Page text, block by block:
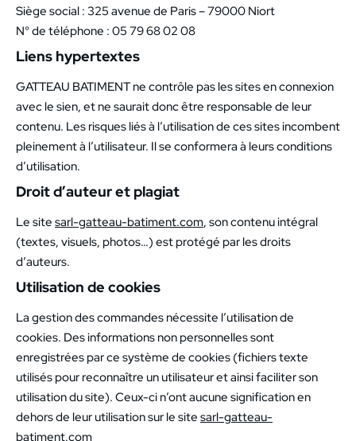
Siège social : 325 avenue de Paris – 79000 Niort
N° de téléphone : 05 79 68 02 08
Liens hypertextes
GATTEAU BATIMENT ne contrôle pas les sites en connexion
avec le sien, et ne saurait donc être responsable de leur
contenu. Les risques liés à l’utilisation de ces sites incombent
pleinement à l’utilisateur. Il se conformera à leurs conditions
d’utilisation.
Droit d’auteur et plagiat
Le site sarl-gatteau-batiment.com, son contenu intégral
(textes, visuels, photos…) est protégé par les droits
d’auteurs.
Utilisation de cookies
La gestion des commandes nécessite l’utilisation de
cookies. Des informations non personnelles sont
enregistrées par ce système de cookies (fichiers texte
utilisés pour reconnaître un utilisateur et ainsi faciliter son
utilisation du site). Ceux-ci n’ont aucune signification en
dehors de leur utilisation sur le site sarl-gatteau-
batiment.com